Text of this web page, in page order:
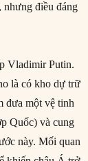
điều đáng
Vladimir Putin.
là có kho dự trữ
đưa một vệ tinh
Quốc) và cung
này. Mối quan